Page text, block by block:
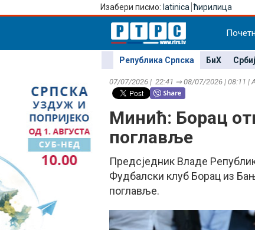
Изабери писмо: latinica ћирилица
Република Српска БиХ
07/07/2026 | 22:41 ⇒ 08/07/2026 | 08:11 |
Минић: Борац
поглавље
Предсједник Владе
Фудбалски клуб Борац из
поглавље.